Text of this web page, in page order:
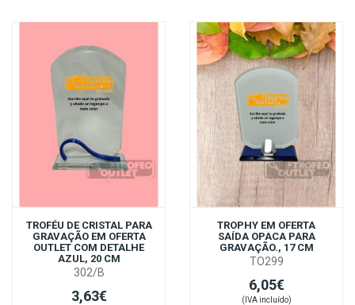
TROFÉU DE CRISTAL PARA
GRAVAÇÃO EM OFERTA
OUTLET COM DETALHE
AZUL, 20 CM
302/B
3,63€
TROPHY EM OFERTA
SAÍDA OPACA PARA
GRAVAÇÃO., 17 CM
TO299
6,05€
(IVA incluído)